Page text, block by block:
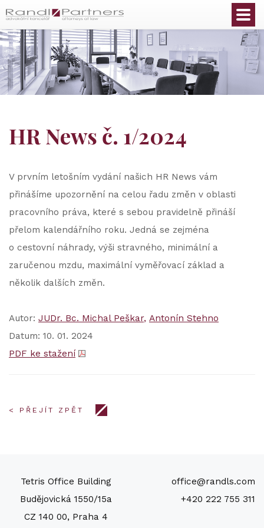
HR News č. 1/2024
V prvním letošním vydání našich HR News vám
přinášíme upozornění na celou řadu změn v oblasti
pracovního práva, které s sebou pravidelně přináší
přelom kalendářního roku. Jedná se zejména
o cestovní náhrady, výši stravného, minimální a
zaručenou mzdu, maximální vyměřovací základ a
několik dalších změn.
Autor: JUDr. Bc. Michal Peškar Antonín Stehno
Datum: 10. 01. 2024
PDF ke stažení
< PŘEJÍT ZPĚT
Tetris Office Building
Budějovická 1550/15a
CZ 140 00, Praha 4
office@randls.com
+420 222 755 311
Čeština